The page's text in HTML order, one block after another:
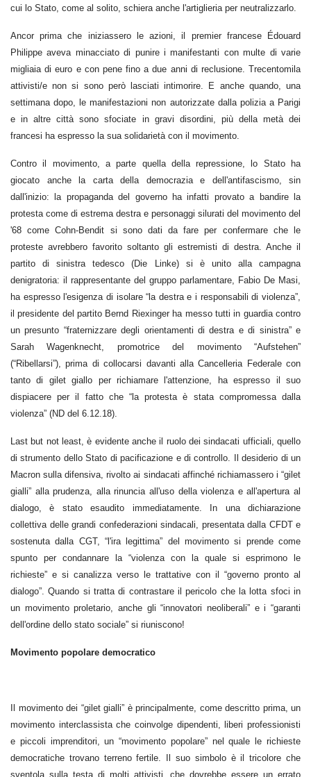
cui lo Stato, come al solito, schiera anche l'artiglieria per neutralizzarlo.
Ancor prima che iniziassero le azioni, il premier francese Édouard
Philippe aveva minacciato di punire i manifestanti con multe di varie
migliaia di euro e con pene fino a due anni di reclusione. Trecentomila
attivisti/e non si sono però lasciati intimorire. E anche quando, una
settimana dopo, le manifestazioni non autorizzate dalla polizia a Parigi
e in altre città sono sfociate in gravi disordini, più della metà dei
francesi ha espresso la sua solidarietà con il movimento.
Contro il movimento, a parte quella della repressione, lo Stato ha
giocato anche la carta della democrazia e dell'antifascismo, sin
dall'inizio: la propaganda del governo ha infatti provato a bandire la
protesta come di estrema destra e personaggi silurati del movimento del
'68 come Cohn-Bendit si sono dati da fare per confermare che le
proteste avrebbero favorito soltanto gli estremisti di destra. Anche il
partito di sinistra tedesco (Die Linke) si è unito alla campagna
denigratoria: il rappresentante del gruppo parlamentare, Fabio De Masi,
ha espresso l'esigenza di isolare “la destra e i responsabili di violenza”,
il presidente del partito Bernd Riexinger ha messo tutti in guardia contro
un presunto “fraternizzare degli orientamenti di destra e di sinistra” e
Sarah Wagenknecht, promotrice del movimento “Aufstehen”
(“Ribellarsi”), prima di collocarsi davanti alla Cancelleria Federale con
tanto di gilet giallo per richiamare l'attenzione, ha espresso il suo
dispiacere per il fatto che “la protesta è stata compromessa dalla
violenza” (ND del 6.12.18).
Last but not least, è evidente anche il ruolo dei sindacati ufficiali, quello
di strumento dello Stato di pacificazione e di controllo. Il desiderio di un
Macron sulla difensiva, rivolto ai sindacati affinché richiamassero i “gilet
gialli” alla prudenza, alla rinuncia all'uso della violenza e all'apertura al
dialogo, è stato esaudito immediatamente. In una dichiarazione
collettiva delle grandi confederazioni sindacali, presentata dalla CFDT e
sostenuta dalla CGT, “l'ira legittima” del movimento si prende come
spunto per condannare la “violenza con la quale si esprimono le
richieste” e si canalizza verso le trattative con il “governo pronto al
dialogo”. Quando si tratta di contrastare il pericolo che la lotta sfoci in
un movimento proletario, anche gli “innovatori neoliberali” e i “garanti
dell'ordine dello stato sociale” si riuniscono!
Movimento popolare democratico
Il movimento dei “gilet gialli” è principalmente, come descritto prima, un
movimento interclassista che coinvolge dipendenti, liberi professionisti
e piccoli imprenditori, un “movimento popolare” nel quale le richieste
democratiche trovano terreno fertile. Il suo simbolo è il tricolore che
sventola sulla testa di molti attivisti, che dovrebbe essere un errato